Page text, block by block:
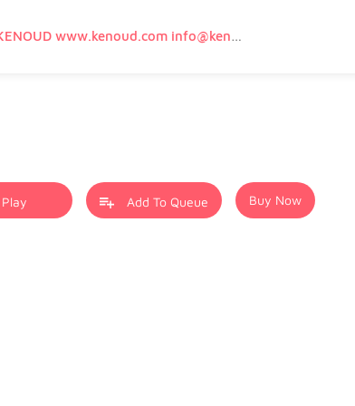
kenoud Kenoud KENOUD www.kenoud.com info@kenoud.com UD ÇÜMBÜŞ Kenoud Kenan Terlanoglu Hayranı Sayfasıdır. Sanatçıya istedigi Takdirde Tüm bilgileri Web Sitesi ve Domain Hakkı Teslim Edilecektir. gökhan ege GÖKHAN EGE gokhan ege GOKHAN EGE www.gokhanege.com info@gokhanege.com 02126594128 05519715791 05326964099 Nakliye Kargo Lojistik Depolama Dağıtım Gümrük Taşımacılık AKBİL OGS HGS FAST APS , YOL , KÖPRÜ , OTOYOL , ULAŞIM , UÇAK , VAPUR, HIZLI TREN , MARMARAY , OTOBÜS, TAKSİ , TRAMWAY , METRO , METROBÜS, TELEFERİK, YHT , TRAMVAY,METRO,HAVARAY, Ulaşım, Otoyollar, Köprüler, Tüneller, Haberleşme, Enerji , Araba, Projeler , Teknoloji Bilgi ve Hizmetleri
Play Add To Queue Buy Now